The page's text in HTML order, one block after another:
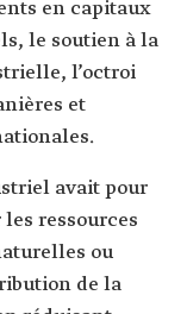
en capitaux
le soutien à la
l’octroi
et
avait pour
ressources
ou
de la